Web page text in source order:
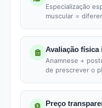
Especialização
muscular =
Avaliação física
Anamnese +
de prescrever o
Preço